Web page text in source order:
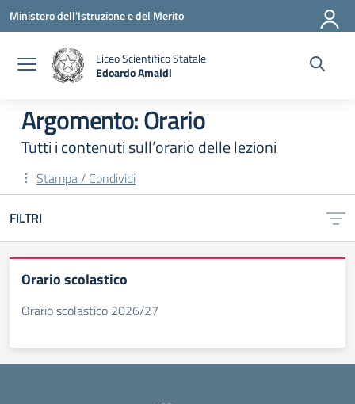
Vai ai contenuti
Vai al menu di navigazione
Vai al footer
Ministero dell'Istruzione e del Merito
Liceo Scientifico Statale
Edoardo Amaldi
Argomento: Orario
Tutti i contenuti sull’orario delle lezioni
Stampa / Condividi
FILTRI
Orario scolastico
Orario scolastico 2026/27